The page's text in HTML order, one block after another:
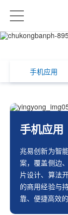
电容指纹传
手机应用
手机应用
兆易创新为智
案，覆盖侧边
片设计、算法
的商用经验与
靠、便捷高效